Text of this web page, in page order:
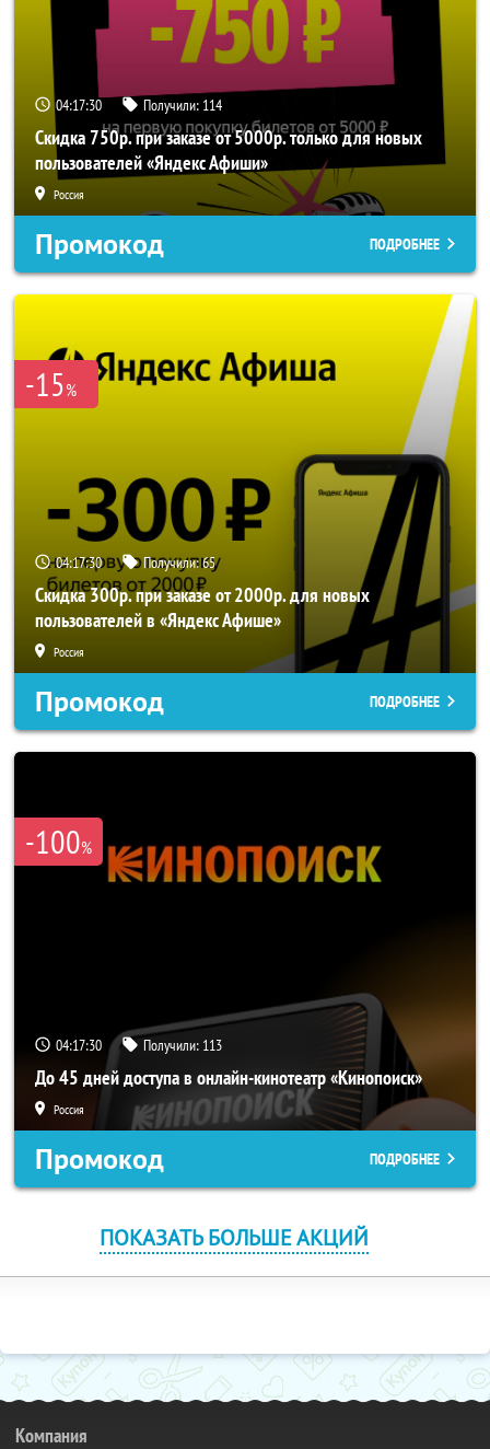
04:17:30 Получили: 114
Скидка 750р. при заказе от 5000р. только для новых
пользователей «Яндекс Афиши»
Россия
Промокод ПОДРОБНЕЕ
-15%
04:17:30 Получили:65
Скидка 300р. при заказе от 2000р. для новых
пользователей в «Яндекс Афише»
Россия
Промокод ПОДРОБНЕЕ
-100%
04:17:30 Получили: 113
До 45 дней доступа в онлайн-кинотеатр «Кинопоиск»
Россия
Промокод ПОДРОБНЕЕ
ПОКАЗАТЬ БОЛЬШЕ АКЦИЙ
Компания